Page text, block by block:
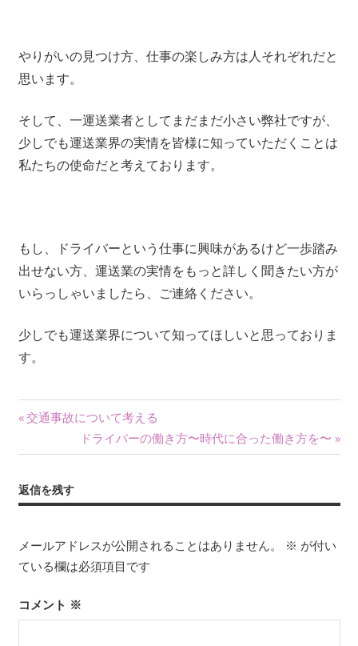
やりがいの見つけ方、仕事の楽しみ方は人それぞれだと
思います。
そして、一運送業者としてまだまだ小さい弊社ですが、
少しでも運送業界の実情を皆様に知っていただくことは
私たちの使命だと考えております。
もし、ドライバーという仕事に興味があるけど一歩踏み
出せない方、運送業の実情をもっと詳しく聞きたい方が
いらっしゃいましたら、ご連絡ください。
少しでも運送業界について知ってほしいと思っておりま
す。
投
稿
ナ
ビ
ゲ
ー
シ
前
記
交通事故について考える
次
の
事:
ドライバーの働き方〜時代に合った働き方を〜
返信を残す
メールアドレスが公開されることはありません。 ※ が付い
ている欄は必須項目です
コメント ※